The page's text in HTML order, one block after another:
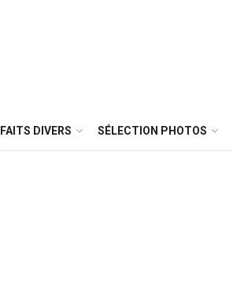
FAITS DIVERS SÉLECTION PHOTOS